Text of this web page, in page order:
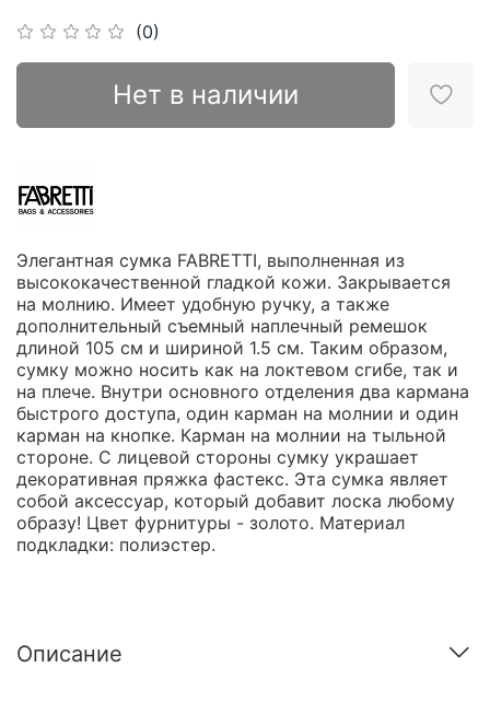
(0)
Нет в наличии
Элегантная сумка FABRETTI, выполненная из
высококачественной гладкой кожи. Закрывается
на молнию. Имеет удобную ручку, а также
дополнительный съемный наплечный ремешок
длиной 105 см и шириной 1.5 см. Таким образом,
сумку можно носить как на локтевом сгибе, так и
на плече. Внутри основного отделения два кармана
быстрого доступа, один карман на молнии и один
карман на кнопке. Карман на молнии на тыльной
стороне. С лицевой стороны сумку украшает
декоративная пряжка фастекс. Эта сумка являет
собой аксессуар, который добавит лоска любому
образу! Цвет фурнитуры - золото. Материал
подкладки: полиэстер.
Описание